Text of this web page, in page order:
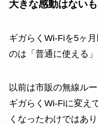
大きな感動はない
ギガらくWi-Fiを5ヶ
のは「普通に使える」
以前は市販の無線ル
ギガらくWi-Fiに変え
くなったわけではあり